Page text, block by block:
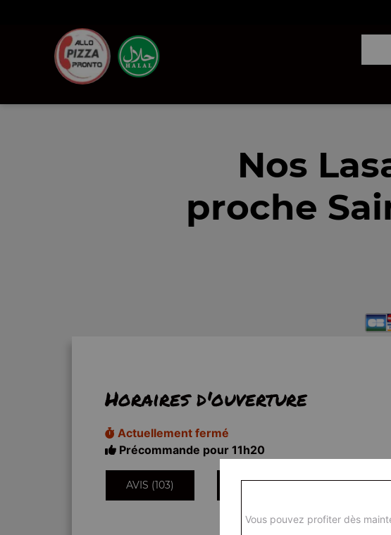
Nos
proche
Horaires d'ouverture
Actuellement fermé
Précommande pour 11h20
AVIS (103) INFORMATIONS
Vous pouvez profiter dès